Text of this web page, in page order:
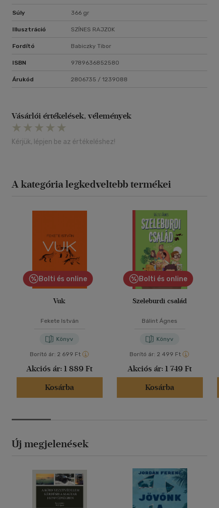
Súly 366 gr
Illusztráció SZÍNES RAJZOK
Fordító Babiczky Tibor
ISBN 9789636852580
Árukód 2806735 / 1239088
Vásárlói értékelések, vélemények
Kérjük, lépjen be az értékeléshez!
A kategória legkedveltebb termékei
Bolti és online
Vuk
Fekete István
Könyv
Borító ár: 2 699 Ft
Akciós ár: 1 889 Ft
Kosárba
Bolti és online
Szeleburdi család
Bálint Ágnes
Könyv
Borító ár: 2 499 Ft
Akciós ár: 1 749 Ft
Kosárba
Új megjelenések